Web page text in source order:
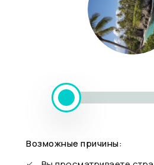
Возможные причины: